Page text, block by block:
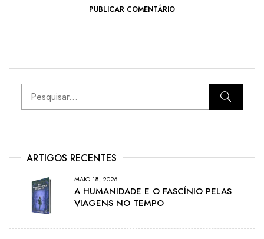
ARTIGOS RECENTES
MAIO 18, 2026
A HUMANIDADE E O FASCÍNIO PELAS
VIAGENS NO TEMPO